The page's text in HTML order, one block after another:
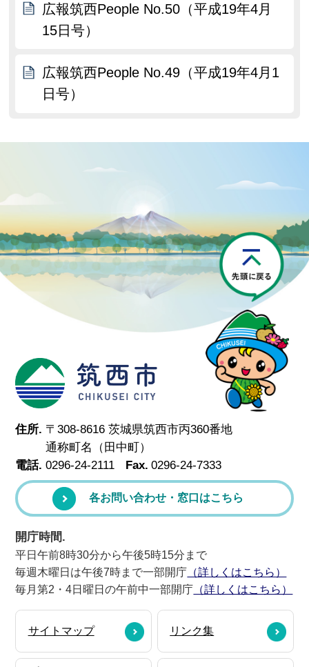
広報筑西People No.50（平成19年4月
15日号）
広報筑西People No.49（平成19年4月1
日号）
筑西市
住所. 〒308-8616 茨城県筑西市丙360番地
通称町名（田中町）
電話. 0296-24-2111 Fax. 0296-24-7333
各お問い合わせ・窓口はこちら
開庁時間.
平日午前8時30分から午後5時15分まで
毎週木曜日は午後7時まで一部開庁 （詳しくはこちら）
毎月第2・4日曜日の午前中一部開庁 （詳しくはこちら）
サイトマップ リンク集